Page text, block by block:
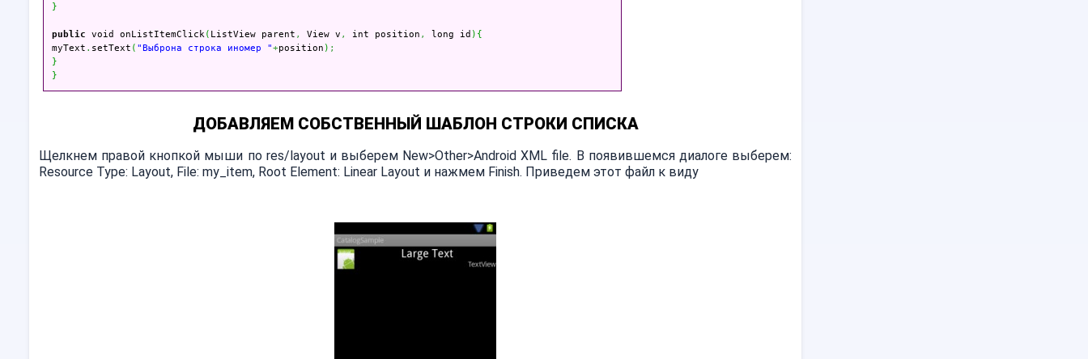
}
public void onListItemClick( ListView parent , View v , int position , long id ) {
myText . setText ( "Выброна строка иномер "+position ) ;
}
}
ДОБАВЛЯЕМ СОБСТВЕННЫЙ ШАБЛОН СТРОКИ СПИСКА
Щелкнем правой кнопкой мыши по res/layout и выберем New>Other>Android XML file. В появившемся диалоге выберем:
Resource Type: Layout, File: my_item, Root Element: Linear Layout и нажмем Finish. Приведем этот файл к виду